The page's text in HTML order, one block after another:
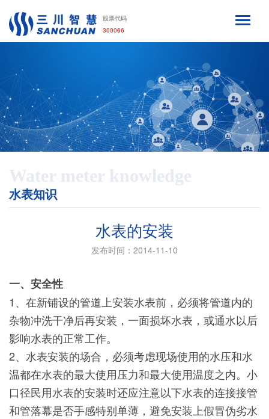
股票代码
300066
Water meter knowledge
水表知识
水表的安装
发布时间：2014-11-10
一、安全性
1、在新铺设的管道上安装水表前，必须将管道内的
杂物冲洗干净后再安装，一面损坏水表，或通水以后
影响水表的正常工作。
2、水表安装的场合，必须考虑现场使用的水压和水
温都在水表的最大使用压力和最大使用温度之内。小
口径民用水表的安装时还应注意以下水表的连接接管
和管落幕是否手感特别单薄，避免安装上假冒伪劣水